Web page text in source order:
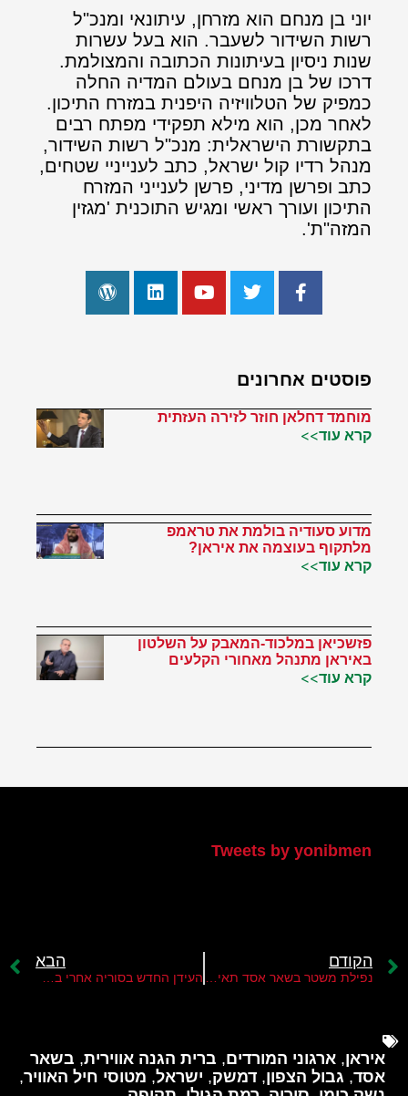
יוני בן מנחם הוא מזרחן, עיתונאי ומנכ"ל
רשות השידור לשעבר. הוא בעל עשרות
שנות ניסיון בעיתונות הכתובה והמצולמת.
דרכו של בן מנחם בעולם המדיה החלה
כמפיק של הטלוויזיה היפנית במזרח התיכון.
לאחר מכן, הוא מילא תפקידי מפתח רבים
בתקשורת הישראלית: מנכ"ל רשות השידור,
מנהל רדיו קול ישראל, כתב לענייניי שטחים,
כתב ופרשן מדיני, פרשן לענייני המזרח
התיכון ועורך ראשי ומגיש התוכנית 'מגזין
המזה"ת'.
פוסטים אחרונים
מוחמד דחלאן חוזר לזירה העזתית
קרא עוד>>
מדוע סעודיה בולמת את טראמפ
מלתקוף בעוצמה את איראן?
קרא עוד>>
פזשכיאן במלכוד-המאבק על השלטון
באיראן מתנהל מאחורי הקלעים
קרא עוד>>
Tweets by yonibmen
הקודם
נפילת משטר בשאר אסד תאיץ בחירת נשיא חדש ללבנון
הבא
העידן החדש בסוריה אחרי בשאר אסד
איראן, ארגוני המורדים, ברית הגנה אווירית, בשאר
אסד, גבול הצפון, דמשק, ישראל, מטוסי חיל האוויר,